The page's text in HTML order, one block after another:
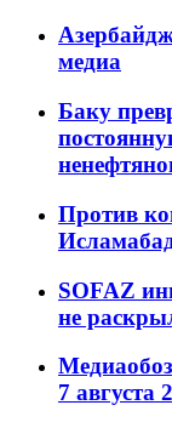
медиа
Баку
Против
SOFAZ
не
7 августа